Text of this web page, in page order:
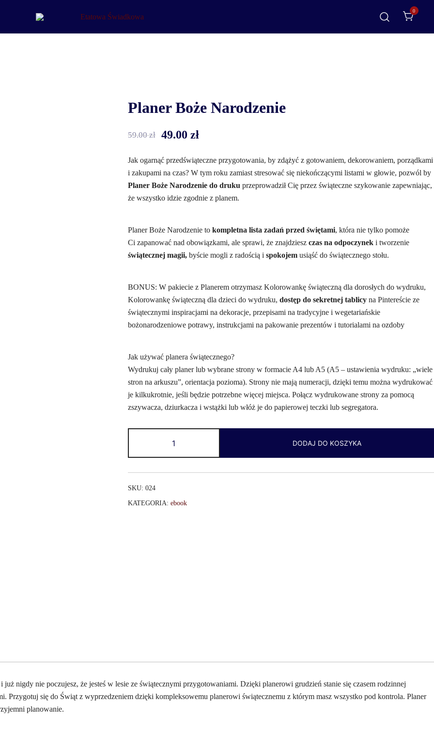
Etatowa Świadkowa
– ślub i wesele na Waszych zasadach
0
Planer Boże Narodzenie
59.00zł 49.00 zł
Jak ogarnąć przedświąteczne przygotowania, by zdążyć z gotowaniem, dekorowaniem, porządkami
i zakupami na czas? W tym roku zamiast stresować się niekończącymi listami w głowie, pozwól by
Planer Boże Narodzenie do druku przeprowadził Cię przez świąteczne szykowanie zapewniając,
że wszystko idzie zgodnie z planem.
Planer Boże Narodzenie to kompletna lista zadań przed świętami, która nie tylko pomoże
Ci zapanować nad obowiązkami, ale sprawi, że znajdziesz czas na odpoczynek i tworzenie
świątecznej magii, byście mogli z radością i spokojem usiąść do świątecznego stołu.
BONUS: W pakiecie z Planerem otrzymasz Kolorowankę świąteczną dla dorosłych do wydruku,
Kolorowankę świąteczną dla dzieci do wydruku, dostęp do sekretnej tablicy na Pintereście ze
świątecznymi inspiracjami na dekoracje, przepisami na tradycyjne i wegetariańskie
bożonarodzeniowe potrawy, instrukcjami na pakowanie prezentów i tutorialami na ozdoby
Jak używać planera świątecznego?
Wydrukuj cały planer lub wybrane strony w formacie A4 lub A5 (A5 – ustawienia wydruku: „wiele
stron na arkuszu”, orientacja pozioma). Strony nie mają numeracji, dzięki temu można wydrukować
je kilkukrotnie, jeśli będzie potrzebne więcej miejsca. Połącz wydrukowane strony za pomocą
zszywacza, dziurkacza i wstążki lub włóż je do papierowej teczki lub segregatora.
DODAJ DO KOSZYKA
SKU: 024
KATEGORIA: ebook
nigdy nie poczujesz, że jesteś w lesie ze świątecznymi przygotowaniami. Dzięki planerowi grudzień stanie się czasem rodzinnej
Przygotuj się do Świąt z wyprzedzeniem dzięki kompleksowemu planerowi świątecznemu z którym masz wszystko pod kontrola. Planer
planowanie.